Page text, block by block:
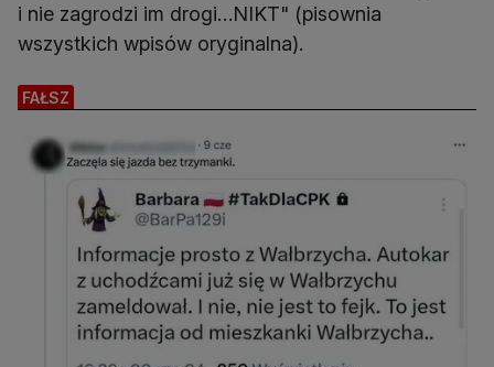
i nie zagrodzi im drogi…NIKT" (pisownia
wszystkich wpisów oryginalna).
FAŁSZ